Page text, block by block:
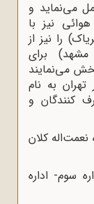
می‌نماید و
نیز با
را نیز از
مشهد) برای
می‌نمایند
به نام
کنندگان و
کلان
نسخه در بخش 312- اداره سوم- اداره